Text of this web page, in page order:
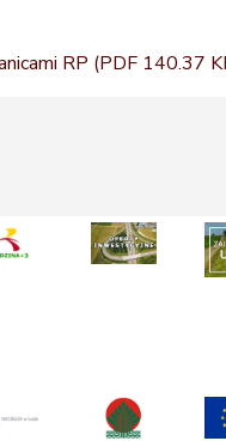
RP (PDF 140.37